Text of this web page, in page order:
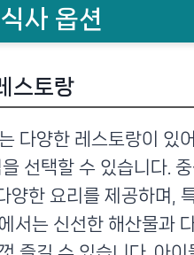
사 옵션
스토랑
다양한 레스토랑이 있
선택할 수 있습니다.
양한 요리를 제공하며,
서는 신선한 해산물과